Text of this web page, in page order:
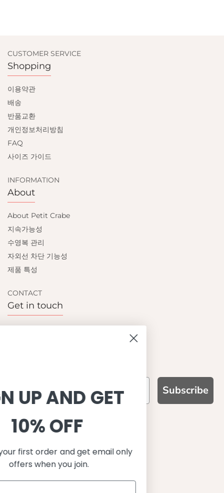
CUSTOMER SERVICE
Shopping
이용약관
배송
반품교환
개인정보처리방침
FAQ
사이즈 가이드
INFORMATION
About
About Petit Crabe
지속가능성
수영복 관리
자외선 차단 기능성
제품 특성
CONTACT
Get in touch
Contact us
Subscribe
WHY CHOOSE US?
기능성과 품질, 그리고 디자인
UPF 50+ 최고 수준 UV 차단 성능
이탈리아산 최고급 원단과 소재 사용
환경을 생각하는 지속가능한 제품
SIGN UP AND GET
10% OFF
Save on your first order and get email only
offers when you join.